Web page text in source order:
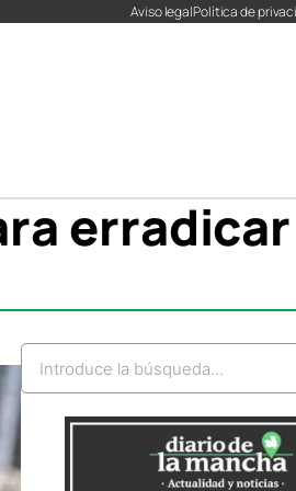
Aviso legalPolítica de